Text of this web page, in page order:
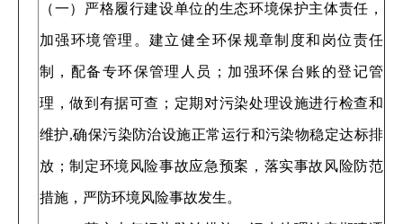
（一）严格履行建设单位的生态环境保护主体责任，
加强环境管理。建立健全环保规章制度和岗位责任
制，配备专环保管理人员；加强环保台账的登记管
理，做到有据可查；定期对污染处理设施进行检查和
维护,确保污染防治设施正常运行和污染物稳定达标排
放；制定环境风险事故应急预案，落实事故风险防范
措施，严防环境风险事故发生。